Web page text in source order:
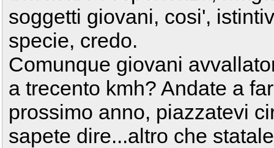
soggetti giovani, cosi',
specie, credo.
Comunque giovani
a trecento kmh? Andate a
prossimo anno, piazzatevi
sapete dire...altro che